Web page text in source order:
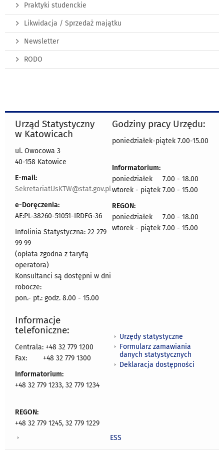
Praktyki studenckie
Likwidacja / Sprzedaż majątku
Newsletter
RODO
Urząd Statystyczny
w Katowicach
ul. Owocowa 3
40-158 Katowice
E-mail:
SekretariatUsKTW@stat.gov.pl
e-Doręczenia:
AE:PL-38260-51051-IRDFG-36
Infolinia Statystyczna: 22 279
99 99
(opłata zgodna z taryfą
operatora)
Konsultanci są dostępni w dni
robocze:
pon.- pt.: godz. 8.00 - 15.00
Godziny pracy Urzędu:
poniedziałek-piątek 7.00-15.00
Informatorium:
poniedziałek 7.00 - 18.00
wtorek - piątek 7.00 - 15.00
REGON:
poniedziałek 7.00 - 18.00
wtorek - piątek 7.00 - 15.00
Informacje
telefoniczne:
Centrala: +48 32 779 1200
Fax:
+48 32 779 1300
Informatorium:
+48 32 779 1233, 32 779 1234
REGON:
+48 32 779 1245, 32 779 1229
Urzędy statystyczne
Formularz zamawiania
danych statystycznych
Deklaracja dostępności
ESS